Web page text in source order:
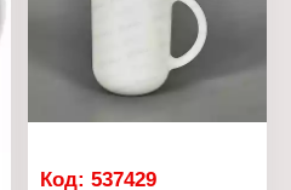
холодильниках.
Характеристики:
Бренд: Luminarc
Артикул: Р2556
Коллекция: "Zelie"
мыть в посудомоечной
Код:537429